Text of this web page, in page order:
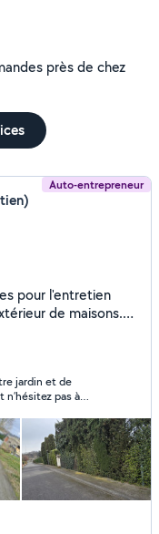
près de chez
Auto-entrepreneur
de maisons.
je propose mes
vos extérieurs et
: -
(élagage, taille) -
Nettoyage de
des extérieurs
et devis gratuit.
demande.
jardin et de
pas à
sont doux. Une